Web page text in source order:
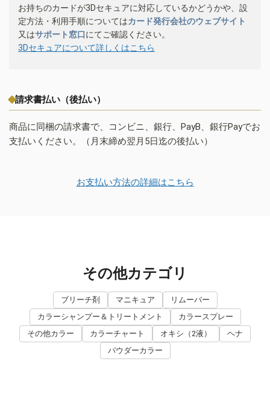
お持ちのカードが3Dセキュアに対応しているかどうかや、設
定方法・利用手順についてはカード発行会社のウェブサイト
又はサポート窓口にてご確認ください。
3Dセキュアについて詳しくはこちら
請求書払い（後払い）
商品に同梱の請求書で、コンビニ、銀行、PayB、銀行Payでお
支払いください。（月末締め翌月5日迄の後払い）
お支払い方法の詳細はこちら
その他カテゴリ
ブリーチ剤 マニキュア
リムーバー
カラーシャンプー＆トリートメント
カラースプレー
その他カラー
カラーチャート オキシ（2液）
ヘナ
パウダーカラー